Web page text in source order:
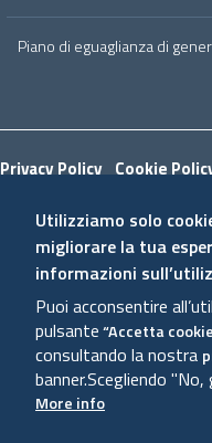
Piano di eguaglianza di
Small
Useful links
Privacy Policy Cookie
Utilizziamo solo
migliorare la tua
informazioni
Puoi acconsentire
pulsante“Accetta
consultando la nostra
banner.Scegliendo
More info